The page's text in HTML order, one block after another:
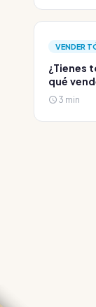
VENDER
¿Tienes
qué
3 min